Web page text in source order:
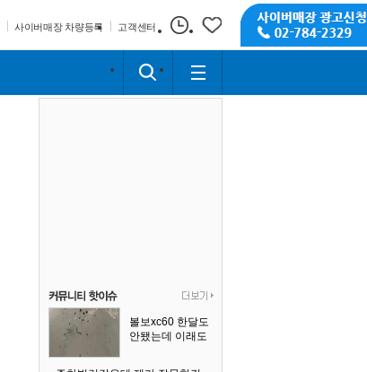
사이버매장 차량등록 고객센터
볼보xc60 한달도
안됐는데 이래도